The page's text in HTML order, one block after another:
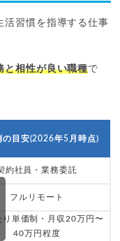
活習慣を指導する仕事
と相性が良い職種で
の目安(2026年5月時点)
約社員・業務委託
フルリモート
り単価制・月収20万円〜
40万円程度